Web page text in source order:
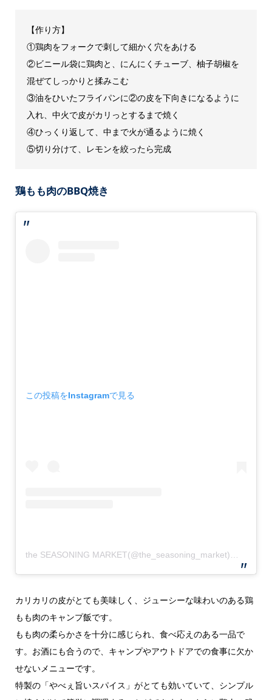
【作り方】
①鶏肉をフォークで刺して細かく穴をあける
②ビニール袋に鶏肉と、にんにくチューブ、柚子胡椒を
混ぜてしっかりと揉みこむ
③油をひいたフライパンに②の皮を下向きになるように
入れ、中火で皮がカリっとするまで焼く
④ひっくり返して、中まで火が通るように焼く
⑤切り分けて、レモンを絞ったら完成
鶏もも肉のBBQ焼き
この投稿をInstagramで見る
カリカリの皮がとても美味しく、ジューシーな味わいのある鶏
もも肉のキャンプ飯です。
もも肉の柔らかさを十分に感じられ、食べ応えのある一品で
す。お酒にも合うので、キャンプやアウトドアでの食事に欠か
せないメニューです。
特製の「やべぇ旨いスパイス」がとても効いていて、シンプル